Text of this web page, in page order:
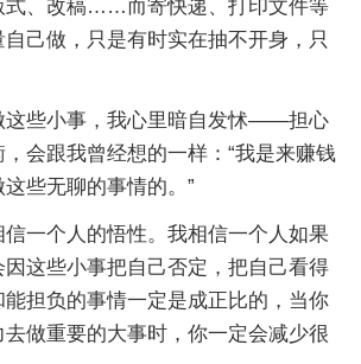
式、改稿……而寄快递、打印文件等
己做，只是有时实在抽不开身，只
些小事，我心里暗自发怵——担心
会跟我曾经想的一样：“我是来赚钱
些无聊的事情的。”
个人的悟性。我相信一个人如果
这些小事把自己否定，把自己看得
担负的事情一定是成正比的，当你
做重要的大事时，你一定会减少很